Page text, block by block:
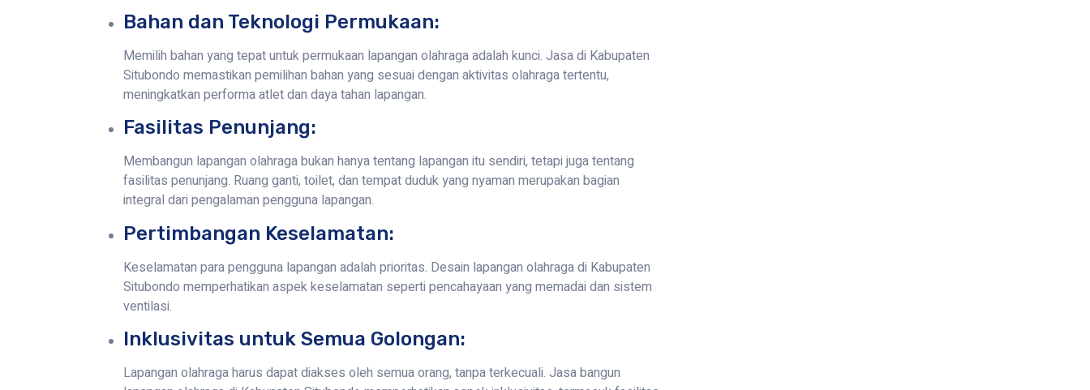
Bahan dan Teknologi Permukaan:
Memilih bahan yang tepat untuk permukaan lapangan olahraga adalah kunci. Jasa di Kabupaten
Situbondo memastikan pemilihan bahan yang sesuai dengan aktivitas olahraga tertentu,
meningkatkan performa atlet dan daya tahan lapangan.
Fasilitas Penunjang:
Membangun lapangan olahraga bukan hanya tentang lapangan itu sendiri, tetapi juga tentang
fasilitas penunjang. Ruang ganti, toilet, dan tempat duduk yang nyaman merupakan bagian
integral dari pengalaman pengguna lapangan.
Pertimbangan Keselamatan:
Keselamatan para pengguna lapangan adalah prioritas. Desain lapangan olahraga di Kabupaten
Situbondo memperhatikan aspek keselamatan seperti pencahayaan yang memadai dan sistem
ventilasi.
Inklusivitas untuk Semua Golongan:
Lapangan olahraga harus dapat diakses oleh semua orang, tanpa terkecuali. Jasa bangun